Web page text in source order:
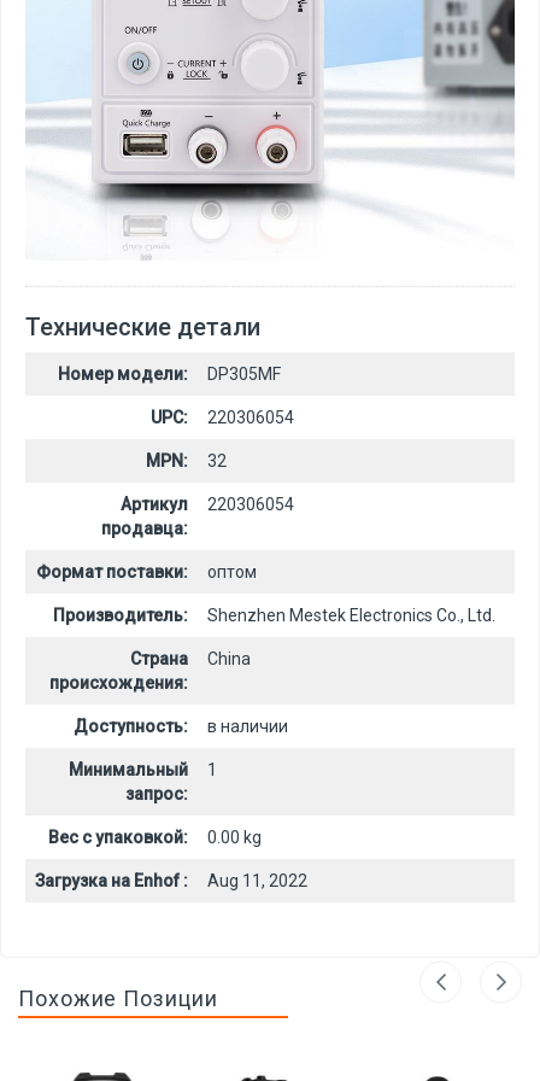
Технические детали
Номер модели: DP305MF
UPC: 220306054
MPN: 32
Артикул
продавца:
220306054
Формат поставки: оптом
Производитель: Shenzhen Mestek Electronics Co., Ltd.
Страна
происхождения:
China
Доступность: в наличии
Минимальный
запрос:
1
Вес с упаковкой: 0.00 kg
Загрузка на Enhof : Aug 11, 2022
Похожие Позиции